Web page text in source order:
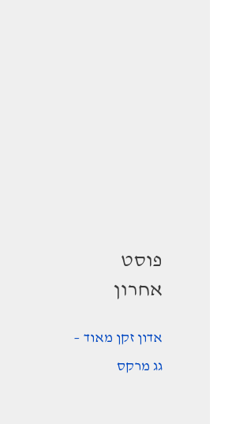
פוסט
אחרון
אדון זקן מאוד –
גג מרקס